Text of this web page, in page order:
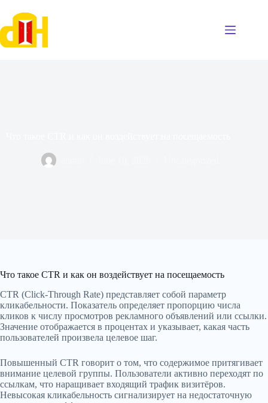
content
Что такое CTR и как он воздействует на посещаемость
CTR (Click-Through Rate) представляет собой параметр
кликабельности. Показатель определяет пропорцию числа
кликов к числу просмотров рекламного объявлений или ссылки.
Значение отображается в процентах и указывает, какая часть
пользователей произвела целевое шаг.
Повышенный CTR говорит о том, что содержимое притягивает
внимание целевой группы. Пользователи активно переходят по
ссылкам, что наращивает входящий трафик визитёров.
Невысокая кликабельность сигнализирует на недостаточную